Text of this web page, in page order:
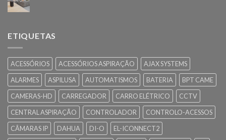
ETIQUETAS
ACESSÓRIOS ACESSÓRIOS ASPIRAÇÃO
AJAX SYSTEMS
ALARMES
ASPILUSA AUTOMATISMOS BATERIA
BPT CAME
CAMERAS-HD
CARREGADOR CARRO ELÉTRICO
CCTV
CENTRAL ASPIRAÇÃO
CONTROLADOR
CONTROLO-ACESSOS
CÂMARAS IP
DAHUA DI-O
EL-ICONNECT2